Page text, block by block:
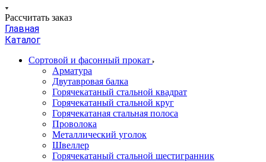
Рассчитать заказ
Главная
Каталог
Сортовой и фасонный прокат
Арматура
Двутавровая балка
Горячекатаный стальной квадрат
Горячекатаный стальной круг
Горячекатаная стальная полоса
Проволока
Металлический уголок
Швеллер
Горячекатаный стальной шестигранник